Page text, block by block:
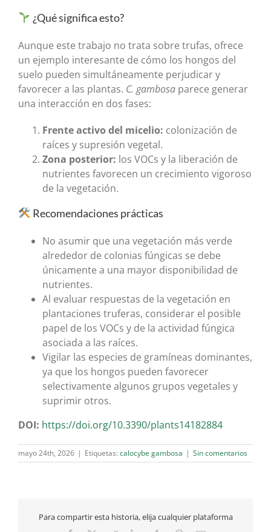
¿Qué significa esto?
Aunque este trabajo no trata sobre trufas, ofrece
un ejemplo interesante de cómo los hongos del
suelo pueden simultáneamente perjudicar y
favorecer a las plantas. C. gambosa parece generar
una interacción en dos fases:
Frente activo del micelio: colonización de
raíces y supresión vegetal.
Zona posterior: los VOCs y la liberación de
nutrientes favorecen un crecimiento vigoroso
de la vegetación.
Recomendaciones prácticas
No asumir que una vegetación más verde
alrededor de colonias fúngicas se debe
únicamente a una mayor disponibilidad de
nutrientes.
Al evaluar respuestas de la vegetación en
plantaciones truferas, considerar el posible
papel de los VOCs y de la actividad fúngica
asociada a las raíces.
Vigilar las especies de gramíneas dominantes,
ya que los hongos pueden favorecer
selectivamente algunos grupos vegetales y
suprimir otros.
DOI: https://doi.org/10.3390/plants14182884
mayo 24th, 2026 | Etiquetas: calocybe gambosa | Sin comentarios
Para compartir esta historia, elija cualquier plataforma